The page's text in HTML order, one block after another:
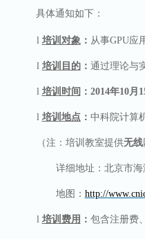
具体通知如下：
l 培训对象： 从事GPU应
l 培训目的： 通过理论与
l 培训时间 ： 2014年10月
l 培训地点： 中科院计算
（注：培训教室提供无线
详细地址：北京市
地图： http://
l 培训费用 ： 包含注册费